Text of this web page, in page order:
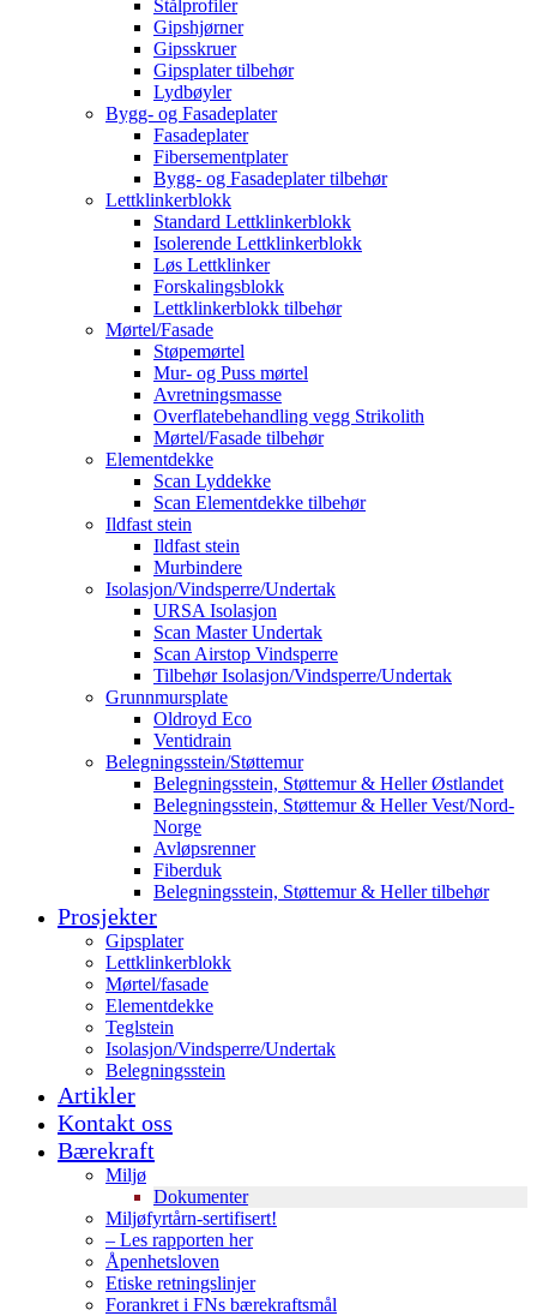
Stålprofiler
Gipshjørner
Gipsskruer
Gipsplater tilbehør
Lydbøyler
Bygg- og Fasadeplater
Fasadeplater
Fibersementplater
Bygg- og Fasadeplater tilbehør
Lettklinkerblokk
Standard Lettklinkerblokk
Isolerende Lettklinkerblokk
Løs Lettklinker
Forskalingsblokk
Lettklinkerblokk tilbehør
Mørtel/Fasade
Støpemørtel
Mur- og Puss mørtel
Avretningsmasse
Overflatebehandling vegg Strikolith
Mørtel/Fasade tilbehør
Elementdekke
Scan Lyddekke
Scan Elementdekke tilbehør
Ildfast stein
Ildfast stein
Murbindere
Isolasjon/Vindsperre/Undertak
URSA Isolasjon
Scan Master Undertak
Scan Airstop Vindsperre
Tilbehør Isolasjon/Vindsperre/Undertak
Grunnmursplate
Oldroyd Eco
Ventidrain
Belegningsstein/Støttemur
Belegningsstein, Støttemur & Heller Østlandet
Belegningsstein, Støttemur & Heller Vest/Nord-
Norge
Avløpsrenner
Fiberduk
Belegningsstein, Støttemur & Heller tilbehør
Prosjekter
Gipsplater
Lettklinkerblokk
Mørtel/fasade
Elementdekke
Teglstein
Isolasjon/Vindsperre/Undertak
Belegningsstein
Artikler
Kontakt oss
Bærekraft
Miljø
Dokumenter
Miljøfyrtårn-sertifisert!
– Les rapporten her
Åpenhetsloven
Etiske retningslinjer
Forankret i FNs bærekraftsmål